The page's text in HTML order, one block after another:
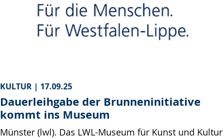
KULTUR | 17.09.25
Dauerleihgabe der Brunneninitiative
kommt ins Museum
Münster (lwl). Das LWL-Museum für Kunst und Kultur